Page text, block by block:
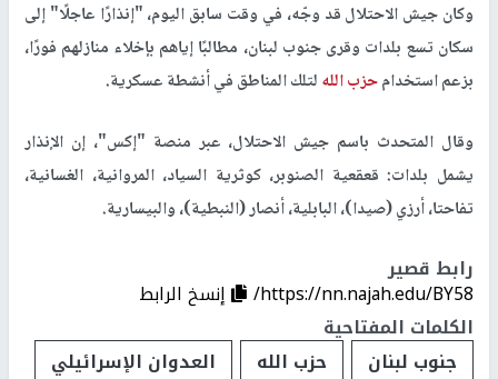
وكان جيش الاحتلال قد وجّه، في وقت سابق اليوم، "إنذارًا عاجلًا" إلى
سكان تسع بلدات وقرى جنوب لبنان، مطالبًا إياهم بإخلاء منازلهم فورًا،
بزعم استخدامحزب اللهلتلك المناطق في أنشطة عسكرية.
وقال المتحدث باسم جيش الاحتلال، عبر منصة "إكس"، إن الإنذار
يشمل بلدات: قعقعية الصنوبر، كوثرية السياد، المروانية، الغسانية،
تفاحتا، أرزي (صيدا)، البابلية، أنصار (النبطية)، والبيسارية.
رابط قصير
https://nn.najah.edu/BY58/
إنسخ الرابط
الكلمات المفتاحية
جنوب لبنان
حزب الله العدوان الإسرائيلي